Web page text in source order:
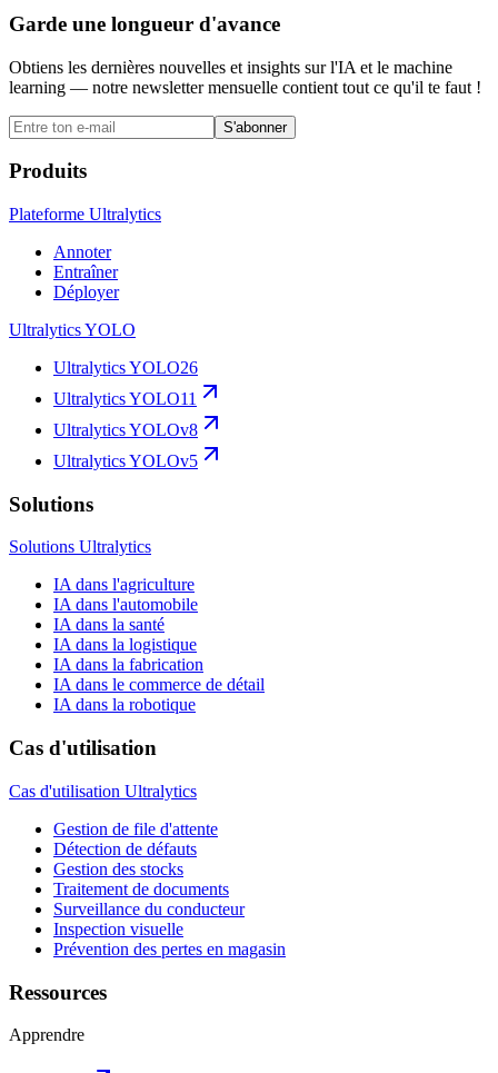
Garde une longueur d'avance
Obtiens les dernières nouvelles et insights sur l'IA et le machine
learning — notre newsletter mensuelle contient tout ce qu'il te faut !
S'abonner
Produits
Plateforme Ultralytics
Annoter
Entraîner
Déployer
Ultralytics YOLO
Ultralytics YOLO26
Ultralytics YOLO11
Ultralytics YOLOv8
Ultralytics YOLOv5
Solutions
Solutions Ultralytics
IA dans l'agriculture
IA dans l'automobile
IA dans la santé
IA dans la logistique
IA dans la fabrication
IA dans le commerce de détail
IA dans la robotique
Cas d'utilisation
Cas d'utilisation Ultralytics
Gestion de file d'attente
Détection de défauts
Gestion des stocks
Traitement de documents
Surveillance du conducteur
Inspection visuelle
Prévention des pertes en magasin
Ressources
Apprendre